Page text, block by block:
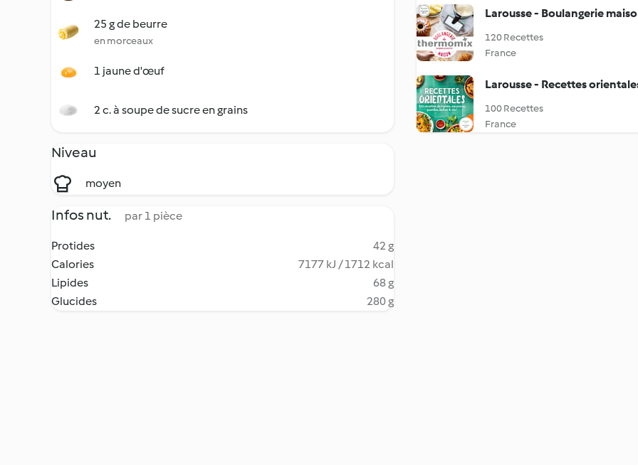
25 g de beurre
en morceaux
1 jaune d'œuf
2 c. à soupe de sucre en grains
Niveau
moyen
Infos nut. par 1 pièce
Protides
42 g
Calories
7177 kJ / 1712 kcal
Lipides
68 g
Glucides
280 g
Larousse - Boulangerie
120 Recettes
France
Larousse - Recettes
100 Recettes
France